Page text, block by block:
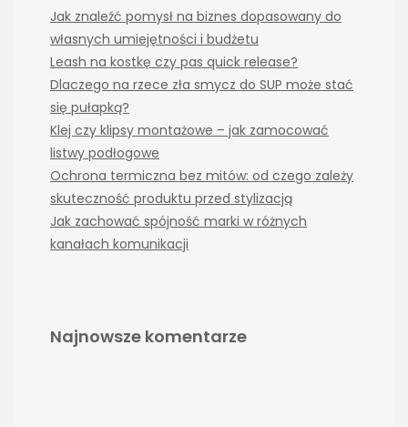
Jak znaleźć pomysł na biznes dopasowany do
własnych umiejętności i budżetu
Leash na kostkę czy pas quick release?
Dlaczego na rzece zła smycz do SUP może stać
się pułapką?
Klej czy klipsy montażowe – jak zamocować
listwy podłogowe
Ochrona termiczna bez mitów: od czego zależy
skuteczność produktu przed stylizacją
Jak zachować spójność marki w różnych
kanałach komunikacji
Najnowsze komentarze